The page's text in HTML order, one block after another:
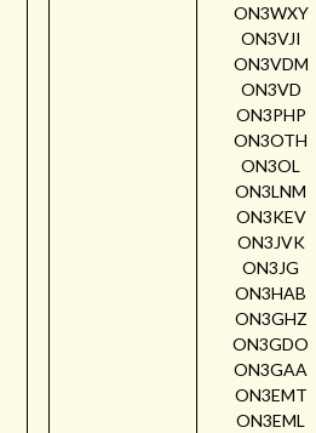
ON3WXY
ON3VJI
ON3VDM
ON3VD
ON3PHP
ON3OTH
ON3OL
ON3LNM
ON3KEV
ON3JVK
ON3JG
ON3HAB
ON3GHZ
ON3GDO
ON3GAA
ON3EMT
ON3EML